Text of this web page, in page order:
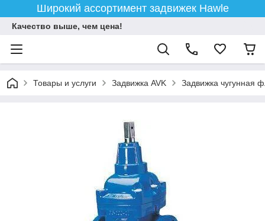
Широкий ассортимент задвижек Hawle
Качество выше, чем цена!
Товары и услуги Задвижка AVK Задвижка чугунная